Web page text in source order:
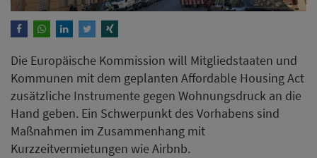
Die Europäische Kommission will Mitgliedstaaten und
Kommunen mit dem geplanten Affordable Housing Act
zusätzliche Instrumente gegen Wohnungsdruck an die
Hand geben. Ein Schwerpunkt des Vorhabens sind
Maßnahmen im Zusammenhang mit
Kurzzeitvermietungen wie Airbnb.